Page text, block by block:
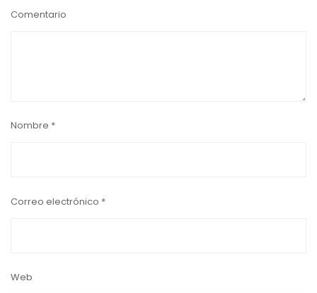
Comentario
Nombre *
Correo electrónico *
Web